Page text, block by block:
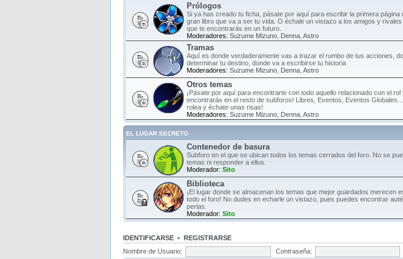
Prólogos
Si ya has creado tu ficha, pásate por aquí para escribir la primera página
gran libro que va a ser tu vida. O échale un vistazo a los amigos y rivales
que te encontrarás en un futuro.
Moderadores: Suzume Mizuno Denna Astro
Tramas
Aquí es donde verdaderamente vas a trazar el rumbo de tus acciones,
determinar tu destino, donde va a escribirse tu historia
Moderadores: Suzume Mizuno Denna Astro
Otros temas
¡Pásate por aquí para encontrarte con todo aquello relacionado con el rol
encontrarás en el resto de subforos! Libres, Eventos, Eventos Globales...
rolea y échate unas risas!
Moderadores: Suzume Mizuno Denna Astro
EL LUGAR SECRETO
Contenedor de basura
Subforo en el que se ubican todos los temas cerrados del foro. No se
temas ni responder a ellos.
Moderador: Sito
Biblioteca
¡El lugar donde se almacenan los temas que mejor guardados merecen
todo el foro! No dudes en echarle un vistazo, pues puedes encontrar
perlas.
Moderador: Sito
IDENTIFICARSE • REGISTRARSE
Nombre de Usuario:
Contraseña: